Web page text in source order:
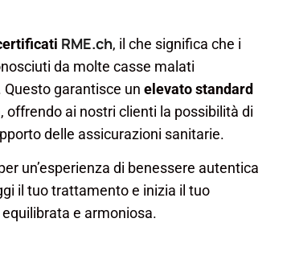
RME.ch, il che significa che i
da molte casse malati
garantisce un elevato standard
, offrendo ai nostri clienti la possibilità di
delle assicurazioni sanitarie.
un’esperienza di benessere autentica
il tuo trattamento e inizia il tuo
e armoniosa.